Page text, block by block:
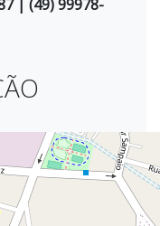
| (49) 99978-